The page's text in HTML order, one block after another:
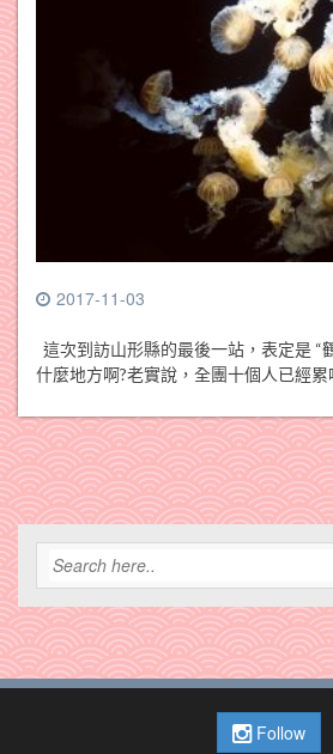
2017-11-03
這次到訪山形縣的最後一站，表定是 “
什麼地方啊?老實說，全團十個人已經
Follow